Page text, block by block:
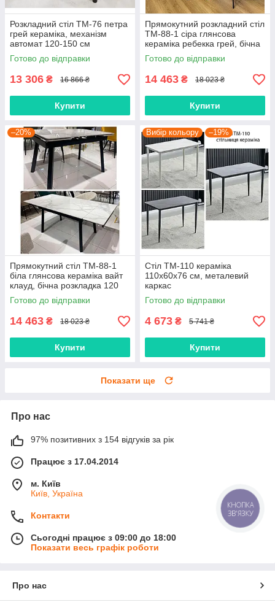
Розкладний стіл TM-76 петра
грей кераміка, механізм
автомат 120-150 см
Готово до відправки
13 306 ₴ 16 866 ₴
Купити
Прямокутний розкладний стіл
TM-88-1 сіра глянсова
кераміка ребекка грей, бічна
розкладка 120-180х85 см
Готово до відправки
14 463 ₴ 18 023 ₴
Купити
–20%
Прямокутний стіл TM-88-1
біла глянсова кераміка вайт
клауд, бічна розкладка 120
(180) х 85 см
Готово до відправки
14 463 ₴ 18 023 ₴
Купити
Вибір кольору –19%
Стіл TM-110 кераміка
110х60х76 см, металевий
каркас
Готово до відправки
4 673 ₴ 5 741 ₴
Купити
Показати ще
Про нас
97% позитивних з 154 відгуків за рік
Працює з 17.04.2014
м. Київ
Київ, Україна
Контакти
Сьогодні працює з 09:00 до 18:00
Показати весь графік роботи
Про нас
КНОПКА
ЗВ'ЯЗКУ